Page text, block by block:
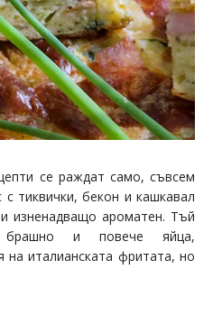
се раждат само, съвсем
тиквички, бекон и кашкавал
изненадващо ароматен. Тъй
и повече яйца,
на италианската фритата, но